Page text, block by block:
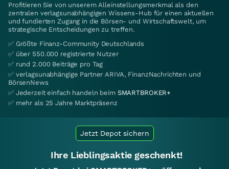
Profitieren Sie von unserem Alleinstellungsmerkmal als den
zentralen verlagsunabhängigen Wissens-Hub für einen aktuellen
und fundierten Zugang in die Börsen- und Wirtschaftswelt, um
strategische Entscheidungen zu treffen.
✅ Größte Finanz-Community Deutschlands
✅ über 550.000 registrierte Nutzer
✅ rund 2.000 Beiträge pro Tag
✅ verlagsunabhängige Partner ARIVA, FinanzNachrichten und
BörsenNews
✅ Jederzeit einfach handeln beim SMARTBROKER+
✅ mehr als 25 Jahre Marktpräsenz
Jetzt Depot sichern
Ihre Lieblingsaktie geschenkt!